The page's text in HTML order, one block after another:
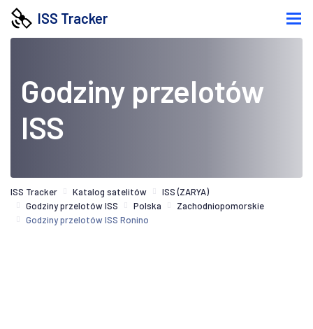
ISS Tracker
Godziny przelotów
ISS
ISS Tracker Katalog satelitów
ISS (ZARYA)
Godziny przelotów ISS
Polska
Zachodniopomorskie
Godziny przelotów ISS Ronino